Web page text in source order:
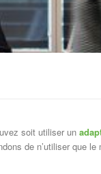
soit utiliser un
de n’utiliser que le